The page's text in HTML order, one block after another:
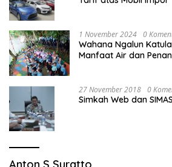
1 November 2024 0
Wahana Ngalun
Manfaat Air dan
27 November 2018 0
Simkah Web dan